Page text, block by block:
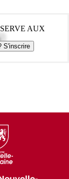
AUX
S'inscrire